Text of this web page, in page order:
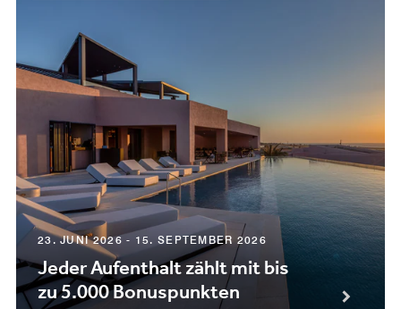
23. JUNI 2026 - 15. SEPTEMBER 2026
Jeder Aufenthalt zählt mit bis
zu 5.000 Bonuspunkten